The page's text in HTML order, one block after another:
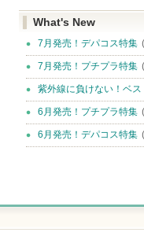
What's New
7月発売！デパコス特集
7月発売！プチプラ特集
紫外線に負けない！ベス
6月発売！プチプラ特集
6月発売！デパコス特集